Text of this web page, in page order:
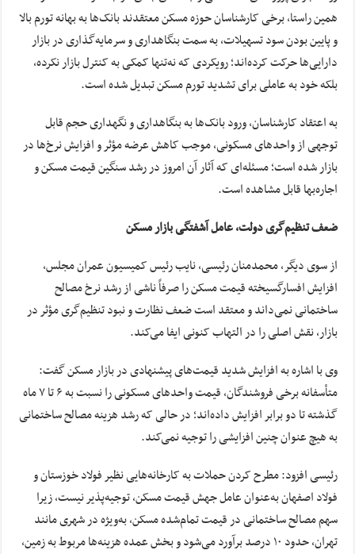
همین راستا، برخی کارشناسان حوزه مسکن معتقدند بانک‌ها به بهانه تورم بالا
و پایین بودن سود تسهیلات، به سمت بنگاهداری و سرمایه‌گذاری در بازار
دارایی‌ها حرکت کرده‌اند؛ رویکردی که نه‌تنها کمکی به کنترل بازار نکرده،
بلکه خود به عاملی برای تشدید تورم مسکن تبدیل شده است.
به اعتقاد کارشناسان، ورود بانک‌ها به بنگاهداری و نگهداری حجم قابل
توجهی از واحدهای مسکونی، موجب کاهش عرضه مؤثر و افزایش نرخ‌ها در
بازار شده است؛ مسئله‌ای که آثار آن امروز در رشد سنگین قیمت مسکن و
اجاره‌بها قابل مشاهده است.
ضعف تنظیم‌گری دولت، عامل آشفتگی بازار مسکن
از سوی دیگر، محمدمنان رئیسی، نایب رئیس کمیسیون عمران مجلس،
افزایش افسارگسیخته قیمت مسکن را صرفاً ناشی از رشد نرخ مصالح
ساختمانی نمی‌داند و معتقد است ضعف نظارت و نبود تنظیم‌گری مؤثر در
بازار، نقش اصلی را در التهاب کنونی ایفا می‌کند.
وی با اشاره به افزایش شدید قیمت‌های پیشنهادی در بازار مسکن گفت:
متأسفانه برخی فروشندگان، قیمت واحدهای مسکونی را نسبت به ۶ تا ۷ ماه
گذشته تا دو برابر افزایش داده‌اند؛ در حالی که رشد هزینه مصالح ساختمانی
به هیچ عنوان چنین افزایشی را توجیه نمی‌کند.
رئیسی افزود: مطرح کردن حملات به کارخانه‌هایی نظیر فولاد خوزستان و
فولاد اصفهان به‌عنوان عامل جهش قیمت مسکن، توجیه‌پذیر نیست، زیرا
سهم مصالح ساختمانی در قیمت تمام‌شده مسکن، به‌ویژه در شهری مانند
تهران، حدود ۱۰ درصد برآورد می‌شود و بخش عمده هزینه‌ها مربوط به زمین،